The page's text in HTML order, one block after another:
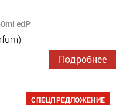
edP
Подробнее
СПЕЦПРЕДЛОЖЕНИЕ